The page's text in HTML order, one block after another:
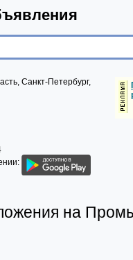
Санкт-Петербург,
на